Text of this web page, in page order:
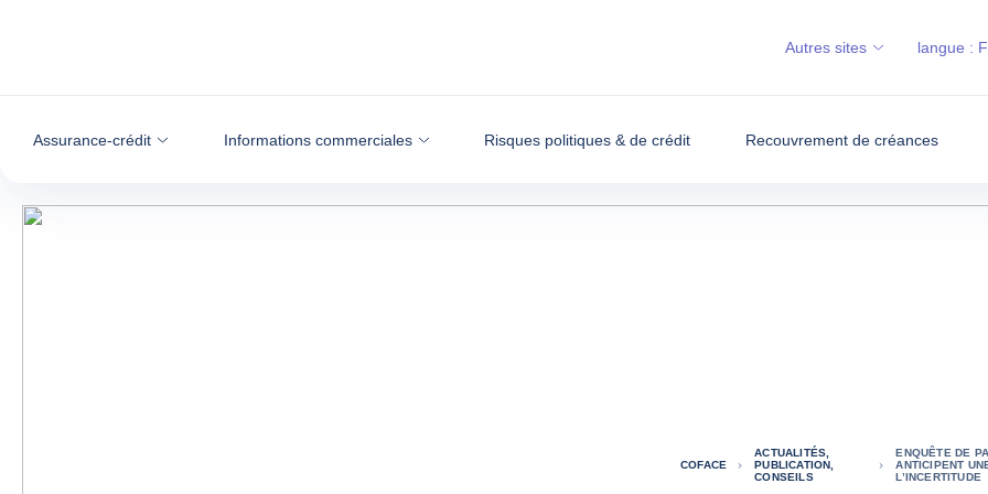
Assurance-crédit Informations commerciales Risques politiques & de crédit Recouvrement de créances
Autres sites langue :
COFACE
ACTUALITÉS,
PUBLICATION,
CONSEILS
ENQUÊTE DE
ANTICIPENT
L’INCERTITUDE